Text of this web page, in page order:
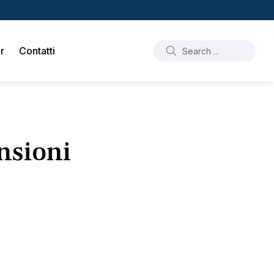
Contatti